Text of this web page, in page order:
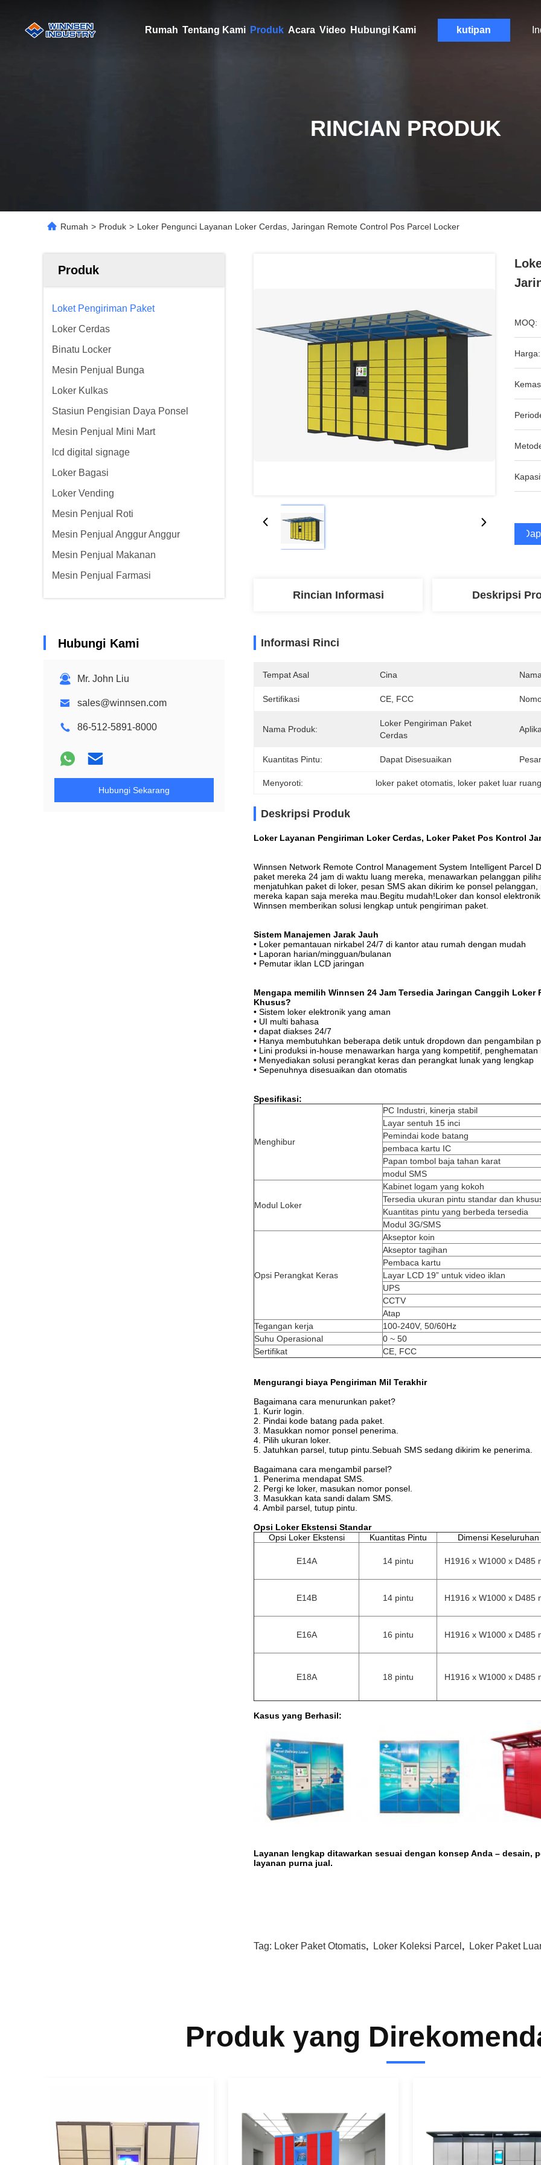
Rumah Tentang Kami Produk Acara Video Hubungi Kami kutipan
RINCIAN PRODUK
Rumah > Produk > Loker Pengunci Layanan Loker Cerdas, Jaringan Remote Control Pos Parcel Locker
Produk
Loket Pengiriman Paket
Loker Cerdas
Binatu Locker
Mesin Penjual Bunga
Loker Kulkas
Stasiun Pengisian Daya Ponsel
Mesin Penjual Mini Mart
lcd digital signage
Loker Bagasi
Loker Vending
Mesin Penjual Roti
Mesin Penjual Anggur Anggur
Mesin Penjual Makanan
Mesin Penjual Farmasi
Hubungi Kami
Mr. John Liu
sales@winnsen.com
86-512-5891-8000
Hubungi Sekarang
MOQ:
Harga:
Rincian Informasi Deskripsi
Informasi Rinci
Tempat Asal Cina
Sertifikasi CE, FCC
Nama Produk:
Loker Pengiriman Paket
Cerdas
Kuantitas Pintu: Dapat Disesuaikan
Menyoroti: loker paket otomatis loker paket luar
Deskripsi Produk
Loker Layanan Pengiriman Loker Cerdas, Loker Paket Pos Kontrol
Winnsen Network Remote Control Management System Intelligent Parcel
paket mereka 24 jam di waktu luang mereka, menawarkan pelanggan
menjatuhkan paket di loker, pesan SMS akan dikirim ke ponsel
mereka kapan saja mereka mau.Begitu mudah!Loker dan konsol
Winnsen memberikan solusi lengkap untuk pengiriman paket.
Sistem Manajemen Jarak Jauh
• Loker pemantauan nirkabel 24/7 di kantor atau rumah dengan mudah
• Laporan harian/mingguan/bulanan
• Pemutar iklan LCD jaringan
Mengapa memilih Winnsen 24 Jam Tersedia Jaringan Canggih
Khusus?
• Sistem loker elektronik yang aman
• UI multi bahasa
• dapat diakses 24/7
• Hanya membutuhkan beberapa detik untuk dropdown dan pengambilan
• Lini produksi in-house menawarkan harga yang kompetitif,
• Menyediakan solusi perangkat keras dan perangkat lunak yang lengkap
• Sepenuhnya disesuaikan dan otomatis
Spesifikasi:
Menghibur
PC Industri, kinerja stabil
Layar sentuh 15 inci
Pemindai kode batang
pembaca kartu IC
Papan tombol baja tahan karat
modul SMS
Modul Loker
Kabinet logam yang kokoh
Tersedia ukuran pintu standar dan
Kuantitas pintu yang berbeda tersedia
Modul 3G/SMS
Opsi Perangkat Keras
Akseptor koin
Akseptor tagihan
Pembaca kartu
Layar LCD 19” untuk video iklan
UPS
CCTV
Atap
Tegangan kerja
100-240V, 50/60Hz
Suhu Operasional
0 ~ 50
Sertifikat
CE, FCC
Mengurangi biaya Pengiriman Mil Terakhir
Bagaimana cara menurunkan paket?
1. Kurir login.
2. Pindai kode batang pada paket.
3. Masukkan nomor ponsel penerima.
4. Pilih ukuran loker.
5. Jatuhkan parsel, tutup pintu.Sebuah SMS sedang dikirim ke penerima.
Bagaimana cara mengambil parsel?
1. Penerima mendapat SMS.
2. Pergi ke loker, masukan nomor ponsel.
3. Masukkan kata sandi dalam SMS.
4. Ambil parsel, tutup pintu.
Opsi Loker Ekstensi Standar
Opsi Loker Ekstensi
Kuantitas Pintu Dimensi Keseluruhan
E14A 14 pintu H1916 x W1000 x D485
E14B 14 pintu H1916 x W1000 x D485
E16A 16 pintu H1916 x W1000 x D485
E18A 18 pintu H1916 x W1000 x D485
Kasus yang Berhasil:
Layanan lengkap ditawarkan sesuai dengan konsep Anda – desain,
layanan purna jual.
Tag: Loker Paket Otomatis, Loker Koleksi Parcel , Loker Paket
Produk yang